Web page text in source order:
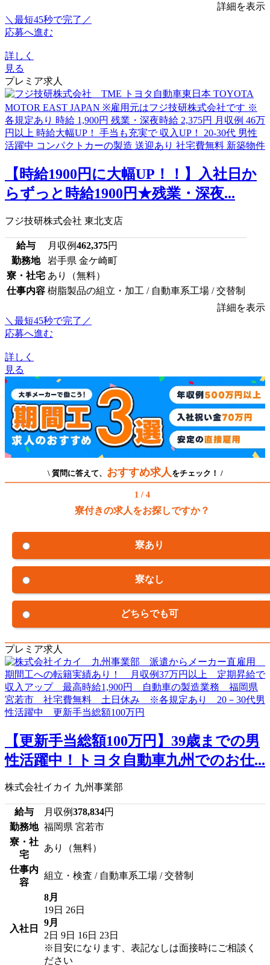
詳細を表示
＼最短45秒で完了／
応募へ進む
詳しく
見る
プレミア求人
【時給1900円に大幅UP！！】入社日か
らずっと時給1900円★残業・深夜...
フジ技研株式会社 東北支店
給与 月収例462,375円
勤務地
岩手県 金ケ崎町
寮・社宅 あり（無料）
仕事内容 樹脂製品の組立・加工 / 自動車系工場 / 交替制
詳細を表示
＼最短45秒で完了／
応募へ進む
詳しく
見る
\ 質問に答えて、 おすすめ求人 をチェック！ /
1 / 4
寮付きの求人をお探しですか？
寮あり
寮なし
どちらでも可
プレミア求人
【更新手当総額100万円】39歳までの男
性活躍中！トヨタ自動車九州でのお仕...
株式会社イカイ 九州事業部
給与 月収例378,834円
勤務地 福岡県 宮若市
寮・社
宅
あり（無料）
仕事内
容
組立・検査 / 自動車系工場 / 交替制
入社日
8月
19日 26日
9月
2日 9日 16日 23日
※目安になります、表記なしは面接時にご相談く
ださい